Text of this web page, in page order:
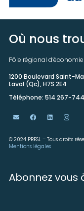
Où nous
Pôle régional
1200 Boulevard Saint-
Laval (Qc), H7S 2E4
Téléphone: 514 267-
© 2024 PRESL – Tous droits
Mentions légales
Abonnez vous